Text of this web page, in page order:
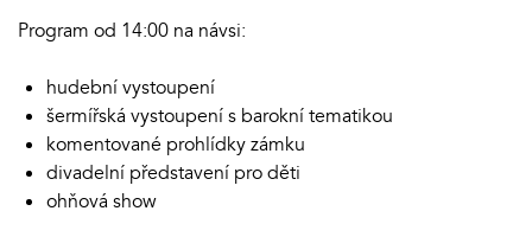
Program od 14:00 na návsi:
hudební vystoupení
šermířská vystoupení s barokní tematikou
komentované prohlídky zámku
divadelní představení pro děti
ohňová show